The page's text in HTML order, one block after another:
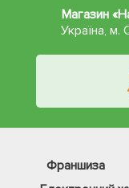
Магазин
Україна, м.
Франшиза